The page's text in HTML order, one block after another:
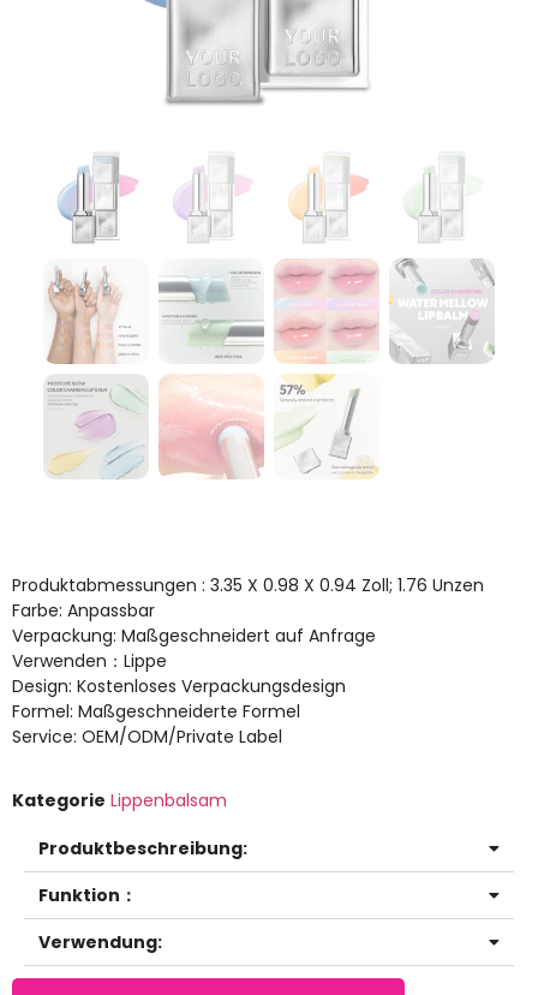
Produktabmessungen : 3.35 X 0.98 X 0.94 Zoll; 1.76 Unzen
Farbe: Anpassbar
Verpackung: Maßgeschneidert auf Anfrage
Verwenden：Lippe
Design: Kostenloses Verpackungsdesign
Formel: Maßgeschneiderte Formel
Service: OEM/ODM/Private Label
Kategorie Lippenbalsam
Produktbeschreibung:
Funktion：
Verwendung: